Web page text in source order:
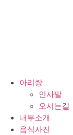
아리랑
인사말
오시는길
내부소개
음식사진